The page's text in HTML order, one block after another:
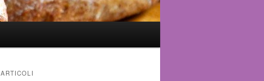
ARTICOLI